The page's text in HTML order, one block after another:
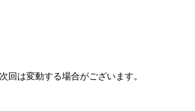
回は変動する場合がございます。